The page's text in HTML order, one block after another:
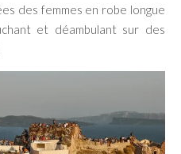
des femmes en robe longue
et déambulant sur des